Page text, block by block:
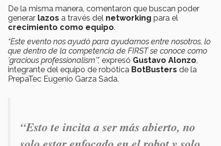
De la misma manera, comentaron que buscan poder
generar lazos a través del networking para el
crecimiento como equipo.
“Este evento nos ayudó para ayudarnos entre nosotros, lo
que dentro de la competencia de FIRST se conoce como
'gracious professionalism'”, expresó Gustavo Alonzo,
integrante del equipo de robótica BotBusters de la
PrepaTec Eugenio Garza Sada.
“Esto te incita a ser más abierto, no